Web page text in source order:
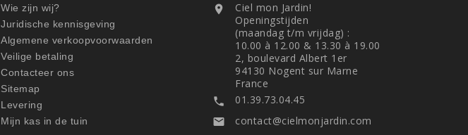
Wie zijn wij?
Juridische kennisgeving
Algemene verkoopvoorwaarden
Veilige betaling
Contacteer ons
Sitemap
Levering
Mijn kas in de tuin

Ciel mon Jardin!
Openingstijden
(maandag t/m vrijdag) :
10.00 à 12.00 & 13.30 à 19.00
2, boulevard Albert 1er
94130 Nogent sur Marne
France
 01.39.73.04.45
 contact@cielmonjardin.com